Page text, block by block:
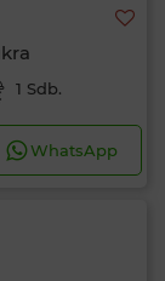
1 Sdb.
WhatsApp